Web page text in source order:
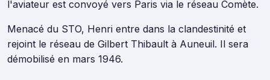
l'aviateur est convoyé vers Paris via le réseau Comète.
Menacé du STO, Henri entre dans la clandestinité et
rejoint le réseau de Gilbert Thibault à Auneuil. Il sera
démobilisé en mars 1946.